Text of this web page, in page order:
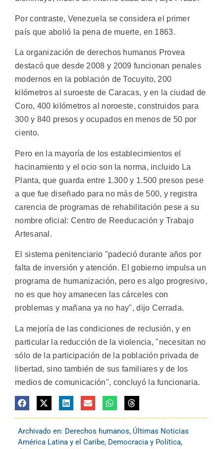
Por contraste, Venezuela se considera el primer
país que abolió la pena de muerte, en 1863.
La organización de derechos humanos Provea
destacó que desde 2008 y 2009 funcionan penales
modernos en la población de Tocuyito, 200
kilómetros al suroeste de Caracas, y en la ciudad de
Coro, 400 kilómetros al noroeste, construidos para
300 y 840 presos y ocupados en menos de 50 por
ciento.
Pero en la mayoría de los establecimientos el
hacinamiento y el ocio son la norma, incluido La
Planta, que guarda entre 1.300 y 1.500 presos pese
a que fue diseñado para no más de 500, y registra
carencia de programas de rehabilitación pese a su
nombre oficial: Centro de Reeducación y Trabajo
Artesanal.
El sistema penitenciario "padeció durante años por
falta de inversión y atención. El gobierno impulsa un
programa de humanización, pero es algo progresivo,
no es que hoy amanecen las cárceles con
problemas y mañana ya no hay", dijo Cerrada.
La mejoría de las condiciones de reclusión, y en
particular la reducción de la violencia, "necesitan no
sólo de la participación de la población privada de
libertad, sino también de sus familiares y de los
medios de comunicación", concluyó la funcionaria.
Archivado en: Derechos humanos, Últimas Noticias
América Latina y el Caribe, Democracia y Política,